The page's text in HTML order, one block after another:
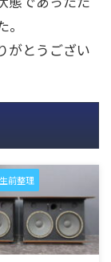
がとうござい
前整理